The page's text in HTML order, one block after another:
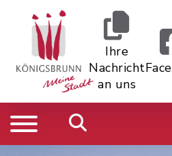
Ihre
Nachricht
an uns